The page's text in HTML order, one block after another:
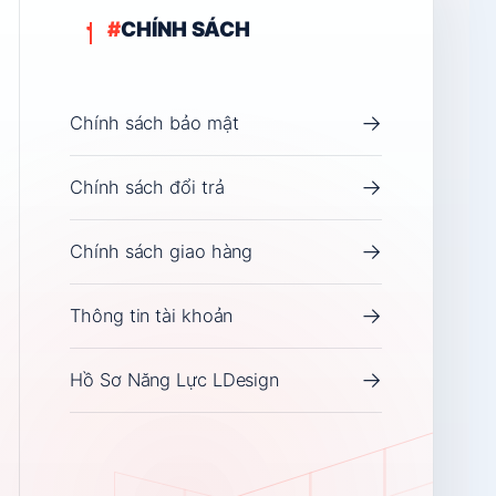
#CHÍNH SÁCH
Chính sách bảo mật →
Chính sách đổi trả →
Chính sách giao hàng →
Thông tin tài khoản →
Hồ Sơ Năng Lực LDesign →
Chat nhanh
Bạn cần tư vấn, hỗ trợ hãy chat ngay!
No online agents available.